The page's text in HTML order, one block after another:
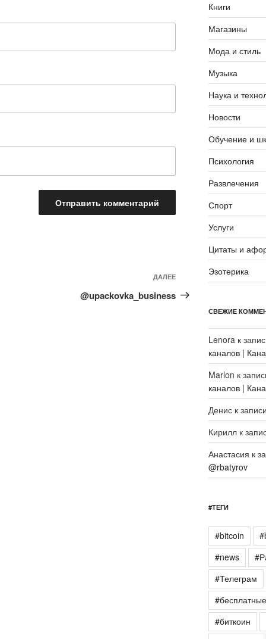
Следующая
запись
ДАЛЕЕ
@upackovka_business
Книги
Магазины
Мода и стиль
Музыка
Наука и
Новости
Обучение и
Психология
Развлечения
Спорт
Услуги
Цитаты и
Эзотерика
СВЕЖИЕ
Lenoraк
каналов |
Marlon к
каналов |
Дениск
Кириллк
Анастасия к
@rbatyrov
#ТЕГИ
#bitcoin
#news
#Телеграм
#биткоин